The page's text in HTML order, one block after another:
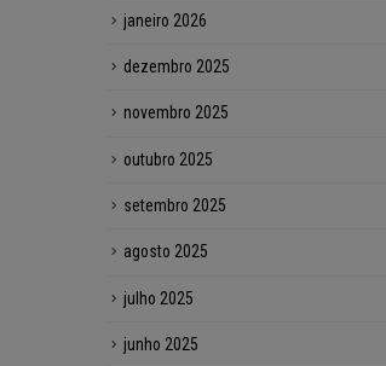
janeiro 2026
dezembro 2025
novembro 2025
outubro 2025
setembro 2025
agosto 2025
julho 2025
junho 2025